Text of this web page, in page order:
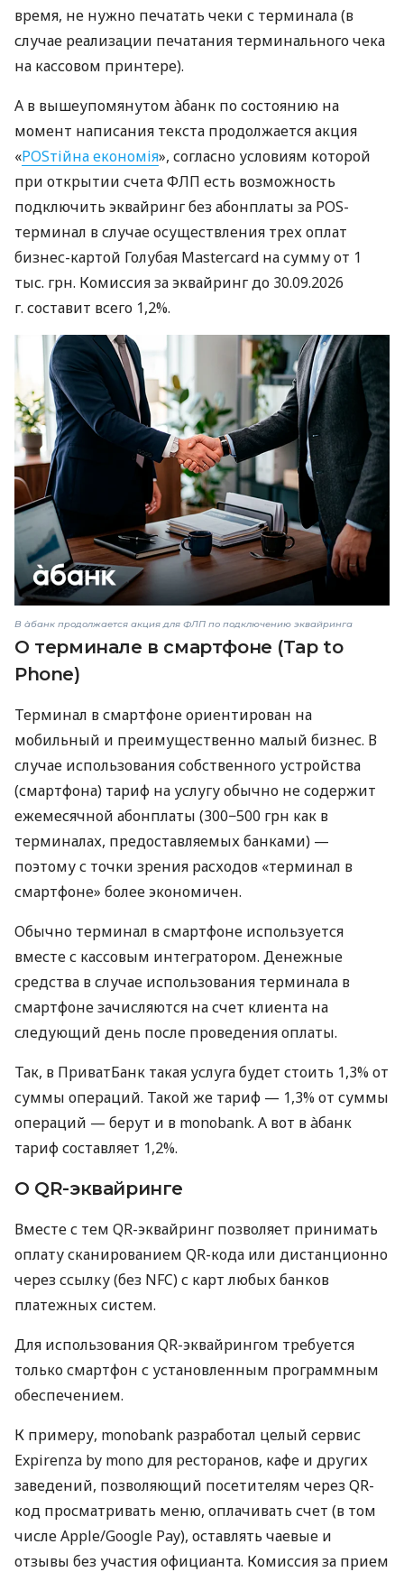
время, не нужно печатать чеки с терминала (в
случае реализации печатания терминального чека
на кассовом принтере).
А в вышеупомянутом àбанк по состоянию на
момент написания текста продолжается акция
«POSтійна економія», согласно условиям которой
при открытии счета ФЛП есть возможность
подключить эквайринг без абонплаты за POS-
терминал в случае осуществления трех оплат
бизнес-картой Голубая Mastercard на сумму от 1
тыс. грн. Комиссия за эквайринг до 30.09.2026
г. составит всего 1,2%.
В àбанк продолжается акция для ФЛП по подключению эквайринга
О терминале в смартфоне (Tap to
Phone)
Терминал в смартфоне ориентирован на
мобильный и преимущественно малый бизнес. В
случае использования собственного устройства
(смартфона) тариф на услугу обычно не содержит
ежемесячной абонплаты (300−500 грн как в
терминалах, предоставляемых банками) —
поэтому с точки зрения расходов «терминал в
смартфоне» более экономичен.
Обычно терминал в смартфоне используется
вместе с кассовым интегратором. Денежные
средства в случае использования терминала в
смартфоне зачисляются на счет клиента на
следующий день после проведения оплаты.
Так, в ПриватБанк такая услуга будет стоить 1,3% от
суммы операций. Такой же тариф — 1,3% от суммы
операций — берут и в monobank. А вот в àбанк
тариф составляет 1,2%.
О QR-эквайринге
Вместе с тем QR-эквайринг позволяет принимать
оплату сканированием QR-кода или дистанционно
через ссылку (без NFC) с карт любых банков
платежных систем.
Для использования QR-эквайрингом требуется
только смартфон с установленным программным
обеспечением.
К примеру, monobank разработал целый сервис
Expirenza by mono для ресторанов, кафе и других
заведений, позволяющий посетителям через QR-
код просматривать меню, оплачивать счет (в том
числе Apple/Google Pay), оставлять чаевые и
отзывы без участия официанта. Комиссия за прием